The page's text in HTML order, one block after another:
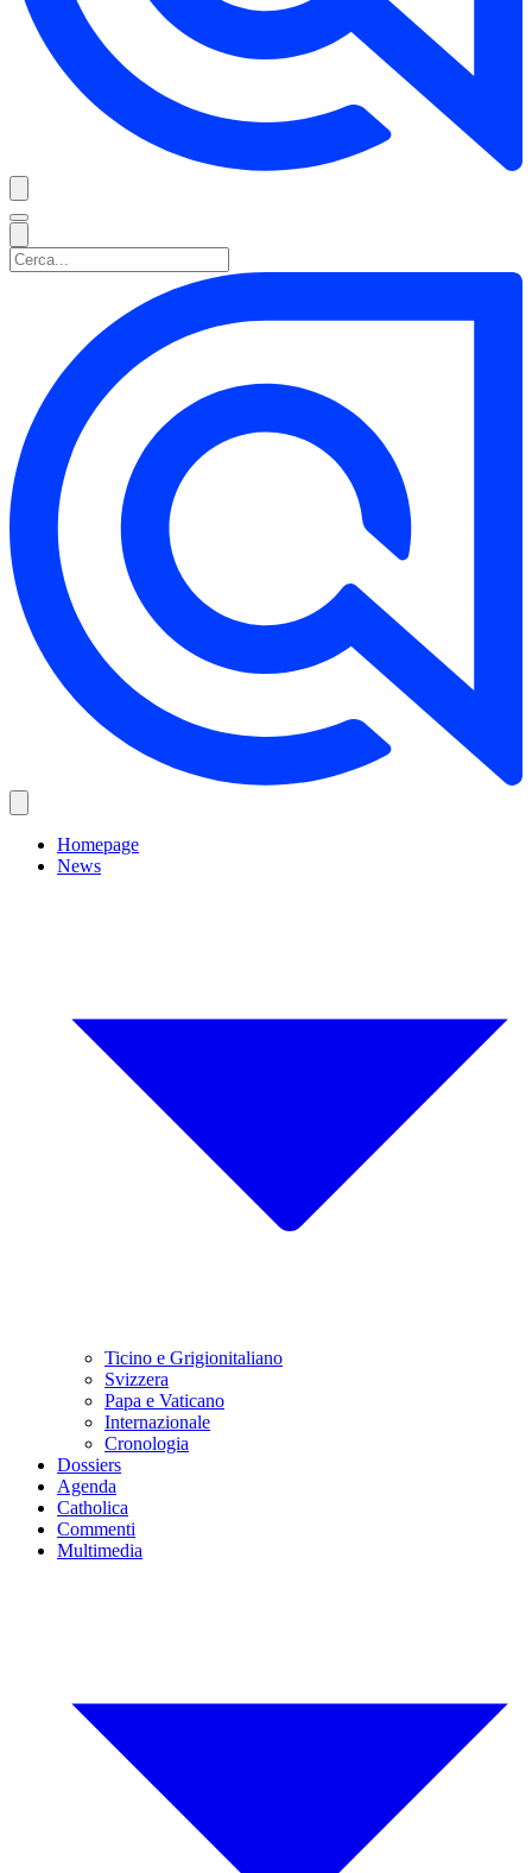
Homepage
News
Ticino e Grigionitaliano
Svizzera
Papa e Vaticano
Internazionale
Cronologia
Dossiers
Agenda
Catholica
Commenti
Multimedia